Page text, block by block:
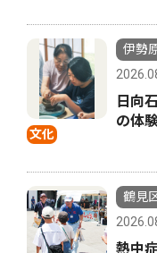
文化
伊勢
日向
の体
鶴見
熱中